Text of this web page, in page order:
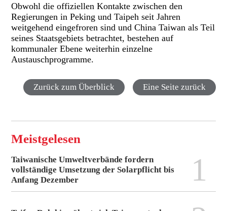
Obwohl die offiziellen Kontakte zwischen den
Regierungen in Peking und Taipeh seit Jahren
weitgehend eingefroren sind und China Taiwan als Teil
seines Staatsgebiets betrachtet, bestehen auf
kommunaler Ebene weiterhin einzelne
Austauschprogramme.
Zurück zum Überblick Eine Seite zurück
Meistgelesen
Taiwanische Umweltverbände fordern
vollständige Umsetzung der Solarpflicht bis
Anfang Dezember
1